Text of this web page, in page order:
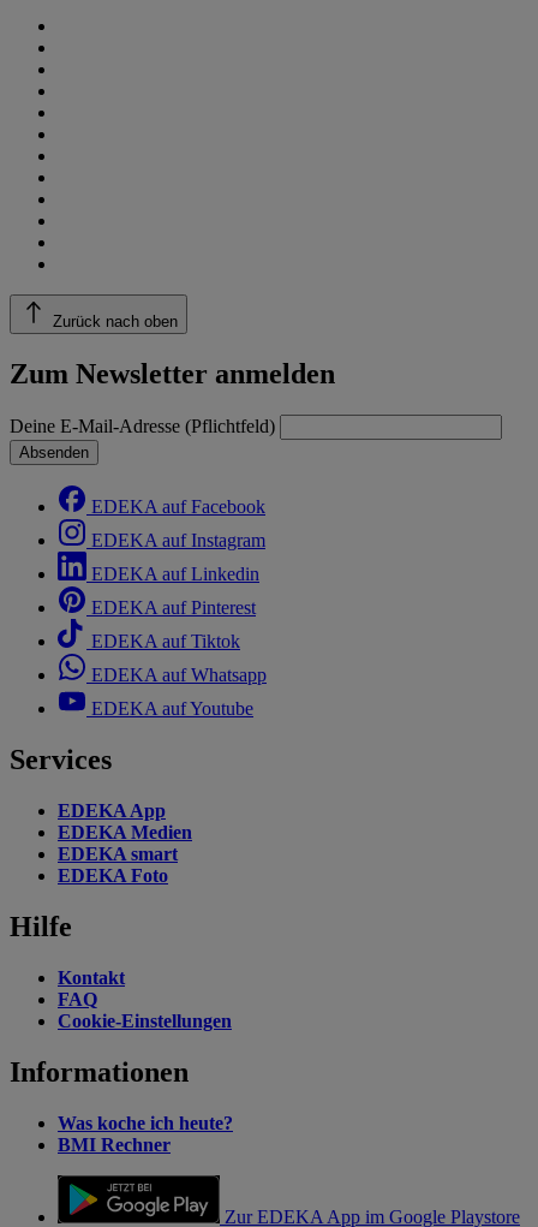
Zurück nach oben
Zum Newsletter anmelden
Deine E-Mail-Adresse (Pflichtfeld)
Absenden
EDEKA auf Facebook
EDEKA auf Instagram
EDEKA auf Linkedin
EDEKA auf Pinterest
EDEKA auf Tiktok
EDEKA auf Whatsapp
EDEKA auf Youtube
Services
EDEKA App
EDEKA Medien
EDEKA smart
EDEKA Foto
Hilfe
Kontakt
FAQ
Cookie-Einstellungen
Informationen
Was koche ich heute?
BMI Rechner
Zur EDEKA App im Google Playstore